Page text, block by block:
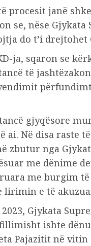
procesit janë
se, nëse
do t’i drejtohet
ja, sqaron se
të
gjyqësore
ai. Në disa raste
zbutur nga
me dënime
me burgim
lirimin e të
Gjykata
ishte
Pajazitit në